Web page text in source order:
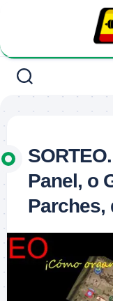
Panel, o
Parches,